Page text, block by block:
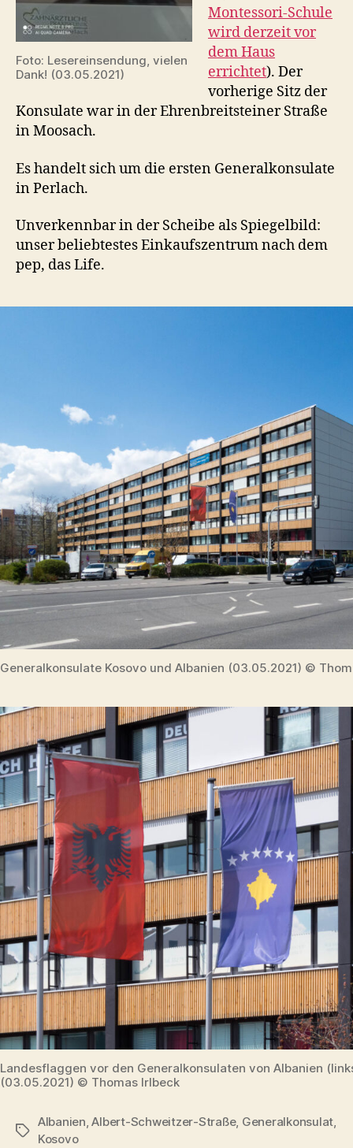
Foto: Lesereinsendung, vielen
Dank! (03.05.2021)
Montessori-Schule
wird derzeit vor
dem Haus
errichtet). Der
vorherige Sitz der
Konsulate war in der Ehrenbreitsteiner Straße
in Moosach.
Es handelt sich um die ersten Generalkonsulate
in Perlach.
Unverkennbar in der Scheibe als Spiegelbild:
unser beliebtestes Einkaufszentrum nach dem
pep, das Life.
Generalkonsulate Kosovo und Albanien (03.05.2021) ©
Landesflaggen vor den Generalkonsulaten von Albanien
(03.05.2021) © Thomas Irlbeck
Schlagwörter
Albanien,Albert-Schweitzer-Straße, Generalkonsulat,
Kosovo